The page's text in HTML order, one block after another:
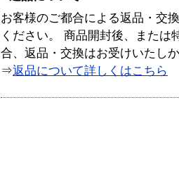
お客様のご都合による返品・交
ください。 商品開封後、または
合、返品・交換はお受けいたし
⇒返品について詳しくはこちら